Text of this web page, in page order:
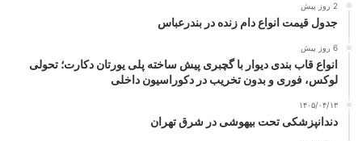
2 روز پیش
جدول قیمت انواع دام زنده در بندرعباس
6 روز پیش
انواع قاب بندی دیوار با گچبری پیش ساخته پلی یورتان دکارت؛ تحولی
لوکس، فوری و بدون تخریب در دکوراسیون داخلی
۱۴۰۵/۰۴/۱۳
دندانپزشکی تحت بیهوشی در شرق تهران